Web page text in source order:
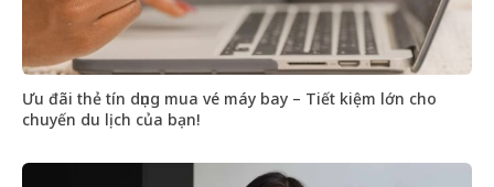
Ưu đãi thẻ tín dụng mua vé máy bay – Tiết kiệm lớn cho
chuyến du lịch của bạn!